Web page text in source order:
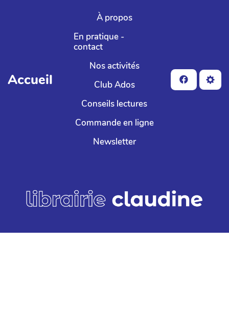
Aller au contenu principal
Accueil
À propos
En pratique -
contact
Nos activités
Club Ados
Conseils lectures
Commande en ligne
Newsletter